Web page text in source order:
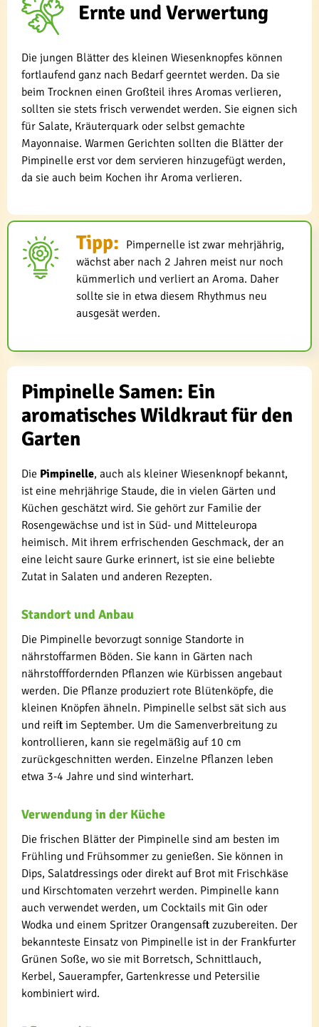
Ernte und Verwertung
Die jungen Blätter des kleinen Wiesenknopfes können
fortlaufend ganz nach Bedarf geerntet werden. Da sie
beim Trocknen einen Großteil ihres Aromas verlieren,
sollten sie stets frisch verwendet werden. Sie eignen sich
für Salate, Kräuterquark oder selbst gemachte
Mayonnaise. Warmen Gerichten sollten die Blätter der
Pimpinelle erst vor dem servieren hinzugefügt werden,
da sie auch beim Kochen ihr Aroma verlieren.
Tipp: Pimpernelle ist zwar mehrjährig,
wächst aber nach 2 Jahren meist nur noch
kümmerlich und verliert an Aroma. Daher
sollte sie in etwa diesem Rhythmus neu
ausgesät werden.
Pimpinelle Samen: Ein
aromatisches Wildkraut für den
Garten
Die Pimpinelle, auch als kleiner Wiesenknopf bekannt,
ist eine mehrjährige Staude, die in vielen Gärten und
Küchen geschätzt wird. Sie gehört zur Familie der
Rosengewächse und ist in Süd- und Mitteleuropa
heimisch. Mit ihrem erfrischenden Geschmack, der an
eine leicht saure Gurke erinnert, ist sie eine beliebte
Zutat in Salaten und anderen Rezepten.
Standort und Anbau
Die Pimpinelle bevorzugt sonnige Standorte in
nährstoffarmen Böden. Sie kann in Gärten nach
nährstofffordernden Pflanzen wie Kürbissen angebaut
werden. Die Pflanze produziert rote Blütenköpfe, die
kleinen Knöpfen ähneln. Pimpinelle selbst sät sich aus
und reift im September. Um die Samenverbreitung zu
kontrollieren, kann sie regelmäßig auf 10 cm
zurückgeschnitten werden. Einzelne Pflanzen leben
etwa 3-4 Jahre und sind winterhart.
Verwendung in der Küche
Die frischen Blätter der Pimpinelle sind am besten im
Frühling und Frühsommer zu genießen. Sie können in
Dips, Salatdressings oder direkt auf Brot mit Frischkäse
und Kirschtomaten verzehrt werden. Pimpinelle kann
auch verwendet werden, um Cocktails mit Gin oder
Wodka und einem Spritzer Orangensaft zuzubereiten. Der
bekannteste Einsatz von Pimpinelle ist in der Frankfurter
Grünen Soße, wo sie mit Borretsch, Schnittlauch,
Kerbel, Sauerampfer, Gartenkresse und Petersilie
kombiniert wird.